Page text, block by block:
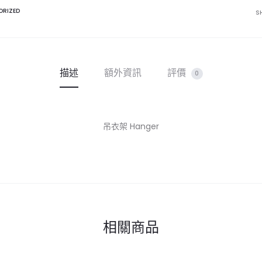
描述 額外資訊 評價 0
吊衣架 Hanger
相關商品